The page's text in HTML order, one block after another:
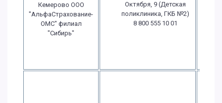
Кемерово ООО
"АльфаСтрахование-
ОМС" филиал
"Сибирь"
Октября, 9 (Детская
поликлиника, ГКБ №2)
8 800 555 10 01